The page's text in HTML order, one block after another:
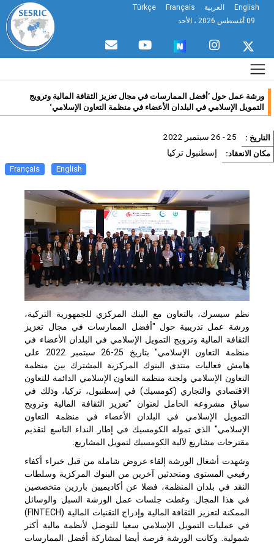
English العربية Français
Türkçe
ورشة عمل حول ’أفضل الممارسات في مجال تعزيز الثقافة المالية وترويج
التمويل الإسلامي في البلدان الأعضاء في منظمة التعاون الإسلامي‘
: 25 - 26 سبتمبر 2022
الانعقاد: إسطنبول تركيا
English
Français
نظم سيسرك، بالتعاون مع البنك المركزي للجمهورية التركية،
ورشة عمل تدريبية حول "أفضل الممارسات في مجال تعزيز
الثقافة المالية وترويج التمويل الإسلامي في البلدان الأعضاء في
منظمة التعاون الإسلامي" بتاريخ 25-26 سبتمبر 2022 على
هامش فعاليات منتدى البنوك المركزية المشترك بين منظمة
التعاون الإسلامي ولجنة منظمة التعاون الإسلامي الدائمة للتعاون
الاقتصادي والتجاري (كومسيك) في إسطنبول، تركيا، وذلك في
سياق مشروعه الحامل لعنوان "تعزيز الثقافة المالية وترويج
التمويل الإسلامي في البلدان الأعضاء في منظمة التعاون
الإسلامي" الذي تموله الكومسيك في إطار النداء التاسع لتقديم
مقترحات مشاريع لآلية الكومسيك لتمويل المشاريع.
وشهدت أشغال الورشة إلقاء عروض شاملة من قبل خبراء أكفاء
رفيعي المستوى ومتحدثين آخرين من البنوك المركزية وسلطات
النقد في بلدان المنظمة، فضلا عن أكاديميين بارزين متخصصين
في هذا المجال. وغطت جلسات عمل الورشة السبل والوسائل
الممكنة لتعزيز الثقافة المالية وإدراج التقنيات المالية (FINTECH
)
في عمليات التمويل الإسلامي سعيا للتوصل لأنظمة مالية أكثر
شمولية. وكانت الورشة فرصة أيضا لمشاركة أفضل الممارسات